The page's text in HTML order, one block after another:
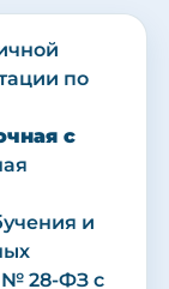
по
с
и
№ 28-ФЗ с